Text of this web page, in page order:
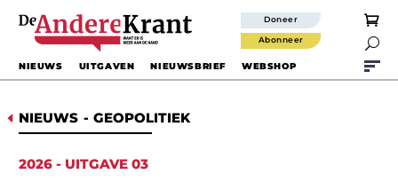
Doneer
Abonneer 
NIEUWS UITGAVEN NIEUWSBRIEF WEBSHOP
D NIEUWS - GEOPOLITIEK
2026 - UITGAVE 03